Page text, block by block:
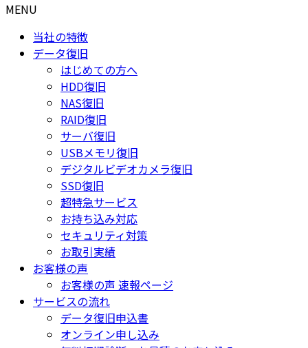
MENU
当社の特徴
データ復旧
はじめての方へ
HDD復旧
NAS復旧
RAID復旧
サーバ復旧
USBメモリ復旧
デジタルビデオカメラ復旧
SSD復旧
超特急サービス
お持ち込み対応
セキュリティ対策
お取引実績
お客様の声
お客様の声 速報ページ
サービスの流れ
データ復旧申込書
オンライン申し込み